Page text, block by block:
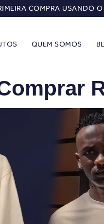
COMPRA USANDO
QUEM SOMOS